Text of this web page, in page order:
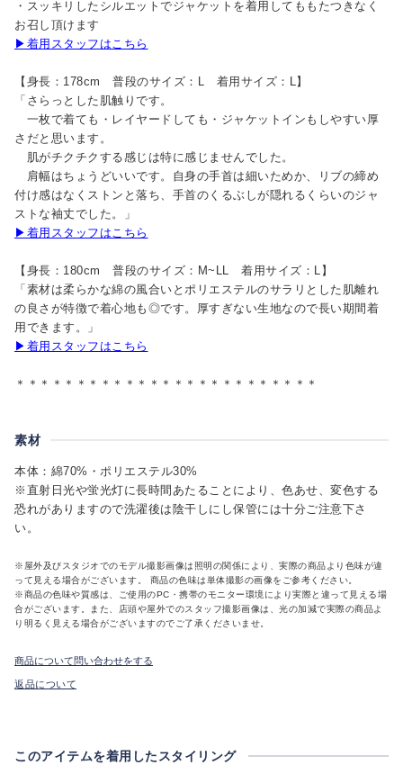
・スッキリしたシルエットでジャケットを着用してももたつきなく
お召し頂けます
▶着用スタッフはこちら
【身長：178cm 普段のサイズ：L 着用サイズ：L】
「さらっとした肌触りです。
一枚で着ても・レイヤードしても・ジャケットインもしやすい厚
さだと思います。
肌がチクチクする感じは特に感じませんでした。
肩幅はちょうどいいです。自身の手首は細いためか、リブの締め
付け感はなくストンと落ち、手首のくるぶしが隠れるくらいのジャ
ストな袖丈でした。」
▶着用スタッフはこちら
【身長：180cm 普段のサイズ：M~LL 着用サイズ：L】
「素材は柔らかな綿の風合いとポリエステルのサラリとした肌離れ
の良さが特徴で着心地も◎です。厚すぎない生地なので長い期間着
用できます。」
▶着用スタッフはこちら
＊＊＊＊＊＊＊＊＊＊＊＊＊＊＊＊＊＊＊＊＊＊＊＊＊
素材
本体：綿70%・ポリエステル30%
※直射日光や蛍光灯に長時間あたることにより、色あせ、変色する
恐れがありますので洗濯後は陰干しにし保管には十分ご注意下さ
い。
※屋外及びスタジオでのモデル撮影画像は照明の関係により、実際の商品より色味が違
って見える場合がございます。 商品の色味は単体撮影の画像をご参考ください。
※商品の色味や質感は、ご使用のPC・携帯のモニター環境により実際と違って見える場
合がございます。また、店頭や屋外でのスタッフ撮影画像は、光の加減で実際の商品よ
り明るく見える場合がございますのでご了承くださいませ。
商品について問い合わせをする
返品について
このアイテムを着用したスタイリング